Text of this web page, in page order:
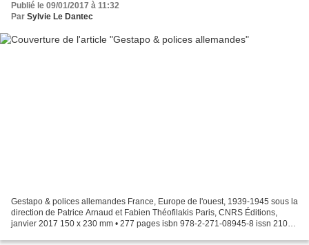
Publié le 09/01/2017 à 11:32
Par Sylvie Le Dantec
Gestapo & polices allemandes France, Europe de l'ouest, 1939-1945 sous la
direction de Patrice Arnaud et Fabien Théofilakis Paris, CNRS Éditions,
janvier 2017 150 x 230 mm • 277 pages isbn 978-2-271-08945-8 issn 2103-